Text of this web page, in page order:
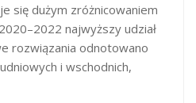
się dużym zróżnicowaniem
najwyższy udział
rozwiązania odnotowano
i wschodnich,